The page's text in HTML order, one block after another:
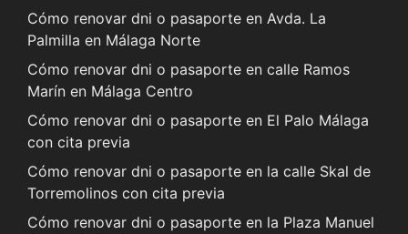
Cómo renovar dni o pasaporte en Avda. La
Palmilla en Málaga Norte
Cómo renovar dni o pasaporte en calle Ramos
Marín en Málaga Centro
Cómo renovar dni o pasaporte en El Palo Málaga
con cita previa
Cómo renovar dni o pasaporte en la calle Skal de
Torremolinos con cita previa
Cómo renovar dni o pasaporte en la Plaza Manuel